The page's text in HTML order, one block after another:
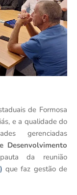
de Formosa
e a qualidade do
gerenciadas
Desenvolvimento
da reunião
que faz gestão de